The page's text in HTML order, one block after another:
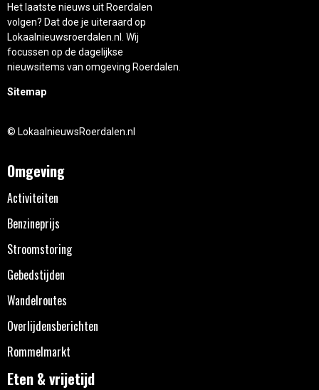
Het laatste nieuws uit Roerdalen
volgen? Dat doe je uiteraard op
Lokaalnieuwsroerdalen.nl. Wij
focussen op de dagelijkse
nieuwsitems van omgeving Roerdalen.
Sitemap
© LokaalnieuwsRoerdalen.nl
Omgeving
Activiteiten
Benzineprijs
Stroomstoring
Gebedstijden
Wandelroutes
Overlijdensberichten
Rommelmarkt
Eten & vrijetijd